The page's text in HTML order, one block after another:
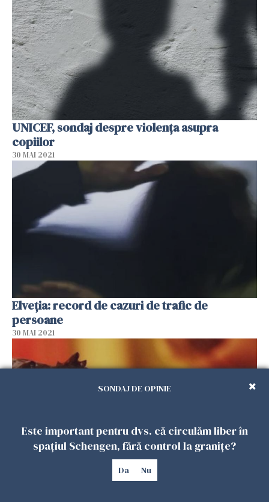
UNICEF, sondaj despre violența asupra
copiilor
30 MAI 2021
Elveția: record de cazuri de trafic de
persoane
30 MAI 2021
Percheziţii de amploare în trei judeţe pentru
SONDAJ DE OPINIE
Este important pentru dvs. că circulăm liber în
spațiul Schengen, fără control la granițe?
Da Nu